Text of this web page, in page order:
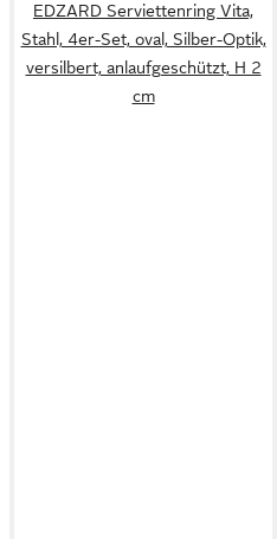
EDZARD Serviettenring Vita,
Stahl, 4er-Set, oval, Silber-Optik,
versilbert, anlaufgeschützt, H 2
cm